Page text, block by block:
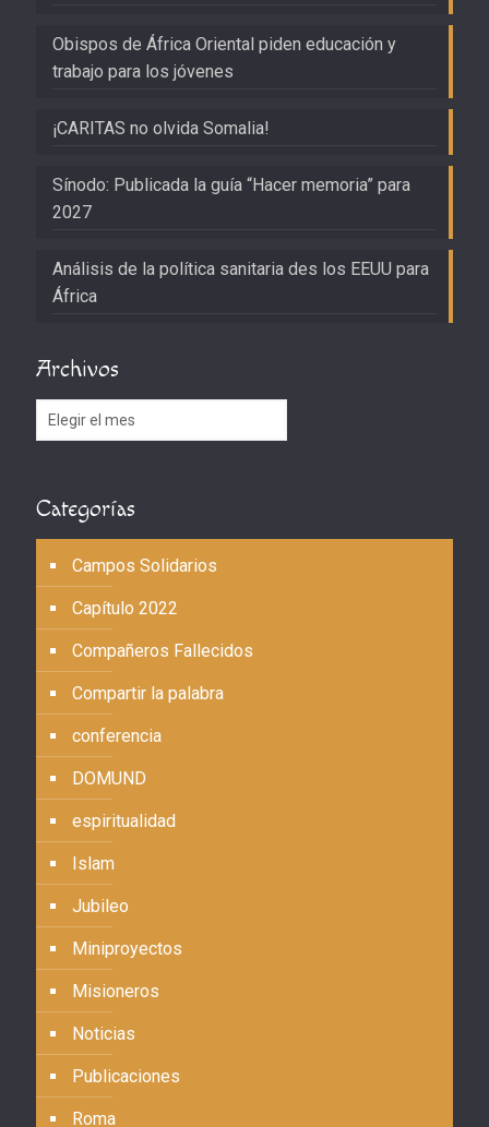
Obispos de África Oriental piden educación y
trabajo para los jóvenes
¡CARITAS no olvida Somalia!
Sínodo: Publicada la guía “Hacer memoria” para
2027
Análisis de la política sanitaria des los EEUU para
África
Archivos
Archivos
Categorías
Campos Solidarios
Capítulo 2022
Compañeros Fallecidos
Compartir la palabra
conferencia
DOMUND
espiritualidad
Islam
Jubileo
Miniproyectos
Misioneros
Noticias
Publicaciones
Roma